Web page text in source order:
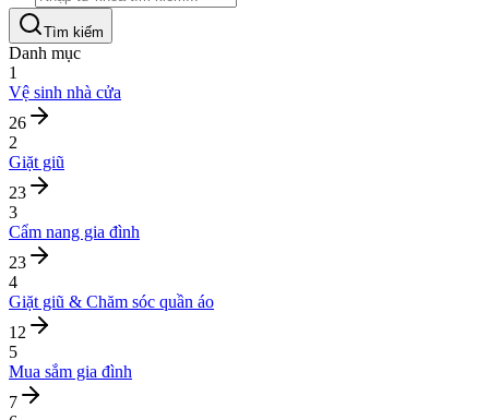
Tìm kiếm
Danh mục
1
Vệ sinh nhà cửa
26
2
Giặt giũ
23
3
Cẩm nang gia đình
23
4
Giặt giũ & Chăm sóc quần áo
12
5
Mua sắm gia đình
7